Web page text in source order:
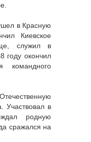
в Красную
Киевское
служил в
году окончил
командного
Участвовал в
родную
сражался на